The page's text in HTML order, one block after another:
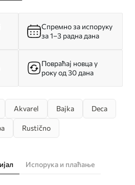
Спремно за испоруку
за 1–3 радна дана
Повраћај новца у
року од 30 дана
Akvarel Bajka Deca
Rustično
Испорука и плаћање